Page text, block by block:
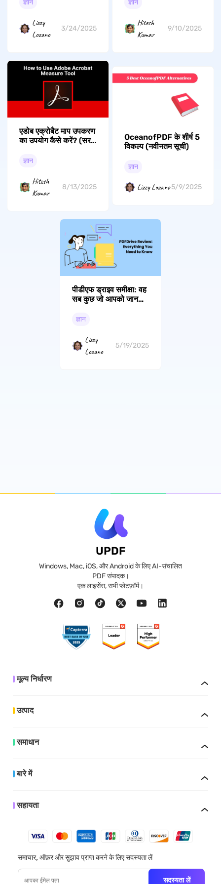
ज्ञान
Lizzy
Lozano
3/24/2025
ज्ञान
Hitesh
Kumar
9/10/2025
एडोब एक्रोबैट माप उपकरण
का उपयोग कैसे करें? (सरल
ज्ञान
Hitesh
Kumar
8/13/2025
OceanofPDF के शीर्ष 5
विकल्प (नवीनतम सूची)
ज्ञान
Lizzy Lozano5/9/2025
पीडीएफ ड्राइव समीक्षा: वह
सब कुछ जो आपको जानना
ज्ञान
Lizzy
Lozano
5/19/2025
UPDF
Windows, Mac, iOS, और Android के लिए AI-संचालित
PDF संपादक।
एक लाइसेंस, सभी प्लेटफ़ॉर्म।
मूल्य निर्धारण
उत्पाद
समाधान
बारे में
सहायता
समाचार, ऑफ़र और सुझाव प्राप्त करने के लिए सदस्यता लें
सदस्यता लें